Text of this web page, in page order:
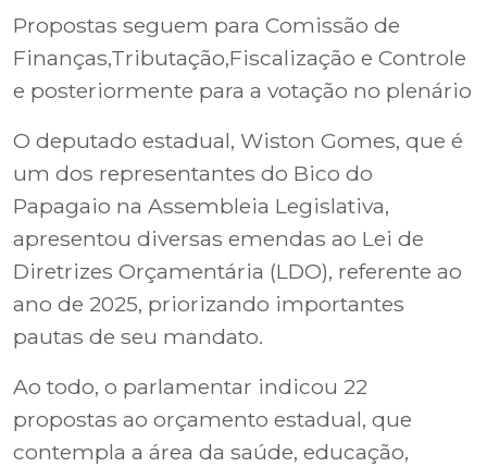
Propostas seguem para Comissão de
Finanças,Tributação,Fiscalização e Controle
e posteriormente para a votação no plenário
O deputado estadual, Wiston Gomes, que é
um dos representantes do Bico do
Papagaio na Assembleia Legislativa,
apresentou diversas emendas ao Lei de
Diretrizes Orçamentária (LDO), referente ao
ano de 2025, priorizando importantes
pautas de seu mandato.
Ao todo, o parlamentar indicou 22
propostas ao orçamento estadual, que
contempla a área da saúde, educação,